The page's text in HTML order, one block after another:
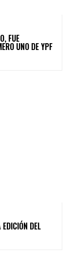
FUE
UNO DE YPF
DEL